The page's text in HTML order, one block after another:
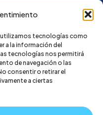
utilizamos tecnologías como
a la información del
tecnologías nos permitirá
de navegación o las
consentir o retirar el
a ciertas
con nosotros